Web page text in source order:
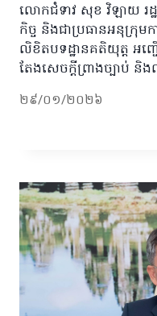
លោកជំទាវ សុខ វិឡាយ រដ្ឋ
កិច្ច និងជាប្រធានអនុក្រុមក
លិខិតបទដ្ឋានគតិយុត្ត អញ្ជ
តែងសេចក្តីព្រាងច្បាប់ និ
២៩/០១/២០២៦